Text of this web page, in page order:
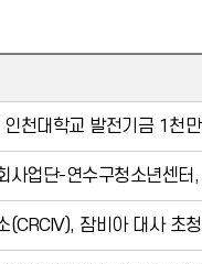
천대학교 발전기금 1천
사업단-연수구청소년센
(CRCIV), 잠비아 대사 초